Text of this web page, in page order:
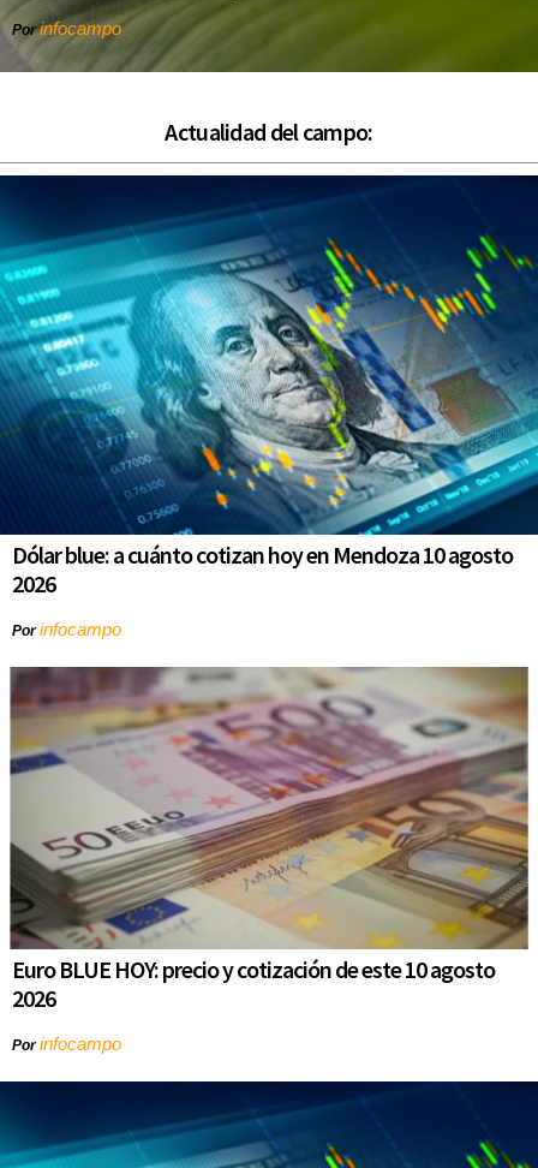
Porinfocampo
Actualidad del campo:
Dólar blue: a cuánto cotizan hoy en Mendoza 10 agosto
2026
Porinfocampo
Euro BLUE HOY: precio y cotización de este 10 agosto
2026
Porinfocampo